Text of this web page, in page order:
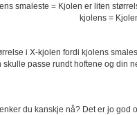
smaleste = Kjolen er liten
kjolens =
i X-kjolen fordi kjolens
passe rundt hoftene og din
du kanskje nå? Det er jo